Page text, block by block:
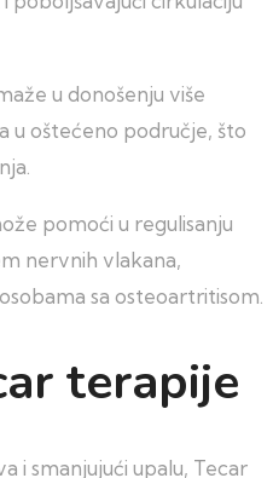
u donošenju više
u oštećeno područje, što
pomoći u regulisanju
nervnih vlakana,
sa osteoartritisom.
terapije
i smanjujući upalu, Tecar